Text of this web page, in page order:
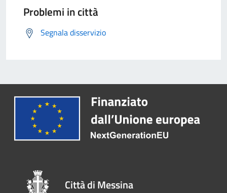
Problemi in città
Segnala disservizio
Città di Messina